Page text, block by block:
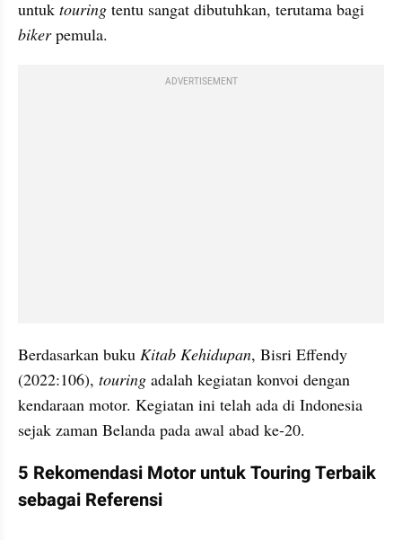
untuk touring
biker pemula.
ADVERTISEMENT
Berdasarkan buku Kitab Kehidupan, Bisri Effendy
(2022:106), touring adalah kegiatan konvoi dengan
kendaraan motor. Kegiatan ini telah ada di Indonesia
sejak zaman Belanda pada awal abad ke-20.
5 Rekomendasi Motor untuk Touring Terbaik
sebagai Referensi